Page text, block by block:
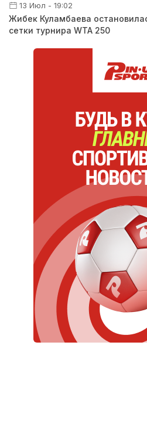
13 Июл - 19:02
Жибек Куламбаева
сетки турнира WTA 250